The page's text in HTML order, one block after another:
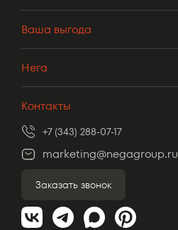
Ваша выгода
Нега
Контакты
+7 (343) 288-07-17
marketing@negagroup.ru
Заказать звонок